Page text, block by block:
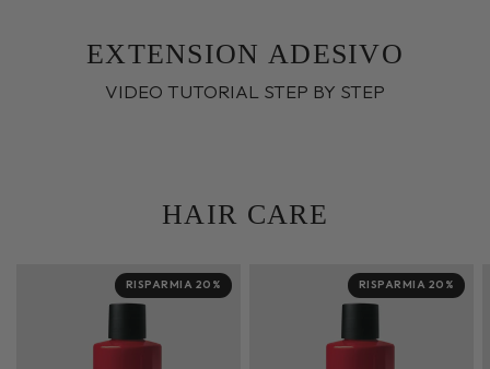
EXTENSION ADESIVO
VIDEO TUTORIAL STEP BY STEP
HAIR CARE
RISPARMIA 20% RISPARMIA 20%